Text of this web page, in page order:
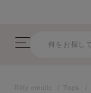
Rilly emulie Tops